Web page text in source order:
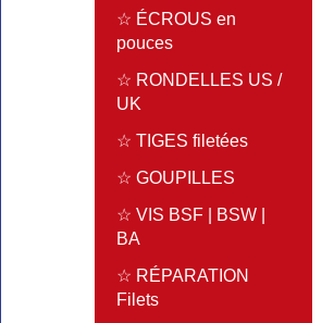
☆ ÉCROUS en
pouces
☆ RONDELLES US /
UK
☆ TIGES filetées
☆ GOUPILLES
☆ VIS BSF | BSW |
BA
☆ RÉPARATION
Filets